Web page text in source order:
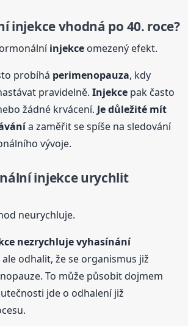
injekcevhodná po 40. roce?
injekce omezený efekt.
probíhá perimenopauza, kdy
pravidelně.Injekce pak často
žádné krvácení.Je důležité mít
a zaměřit se spíše na sledování
vývoje.
injekceurychlit
neurychluje.
nezrychluje vyhasínání
ale odhalit, že se organismus již
To může působit dojmem
jde o odhalení již